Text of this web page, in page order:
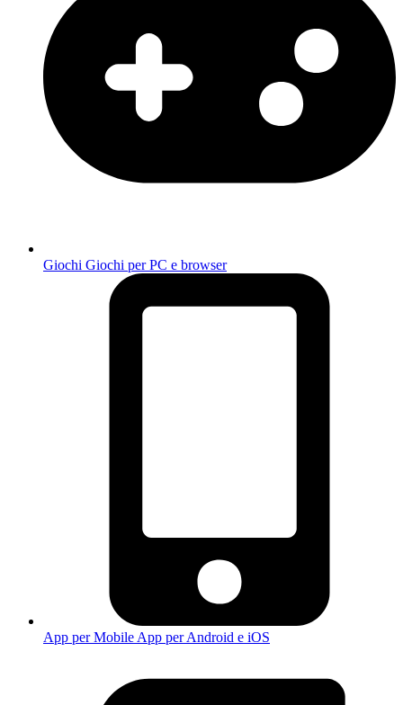
Giochi Giochi per PC e browser
App per Mobile App per Android e iOS